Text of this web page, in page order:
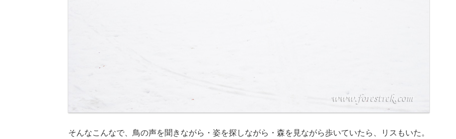
そんなこんなで、鳥の声を聞きながら・姿を探しながら・森を見ながら歩いていたら、リスもいた。